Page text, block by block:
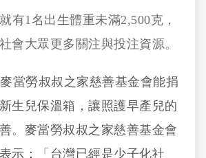
有1名出生體重未滿2,500克，
會大眾更多關注與投注資源。
勞叔叔之家慈善基金會能捐
生兒保溫箱，讓照護早產兒的
。麥當勞叔叔之家慈善基金會
示：「台灣已經是少子化社